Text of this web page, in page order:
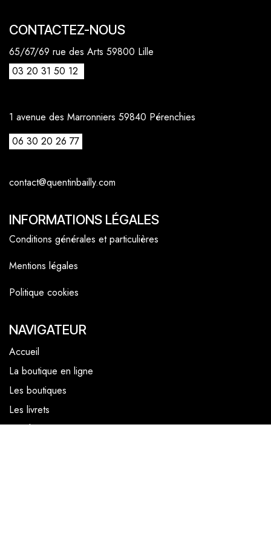
CONTACTEZ-NOUS
65/67/69 rue des Arts 59800 Lille
03 20 31 50 12
1 avenue des Marronniers 59840 Pérenchies
06 30 20 26 77
contact@quentinbailly.com
INFORMATIONS LÉGALES
Conditions générales et particulières
Mentions légales
Politique cookies
NAVIGATEUR
Accueil
La boutique en ligne
Les boutiques
Les livrets
Le Chef Quentin Bailly